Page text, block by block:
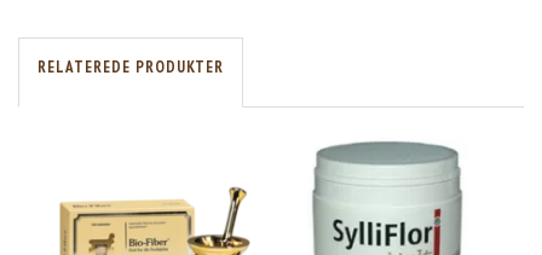
RELATEREDE PRODUKTER